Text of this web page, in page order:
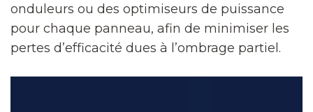
onduleurs ou des optimiseurs de puissance
pour chaque panneau, afin de minimiser les
pertes d’efficacité dues à l’ombrage partiel.